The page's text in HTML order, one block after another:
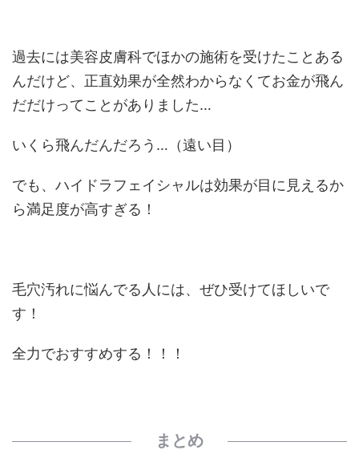
過去には美容皮膚科でほかの施術を受けたことある
んだけど、正直効果が全然わからなくてお金が飛ん
だだけってことがありました…
いくら飛んだんだろう…（遠い目）
でも、ハイドラフェイシャルは効果が目に見えるか
ら満足度が高すぎる！
毛穴汚れに悩んでる人には、ぜひ受けてほしいで
す！
全力でおすすめする！！！
まとめ